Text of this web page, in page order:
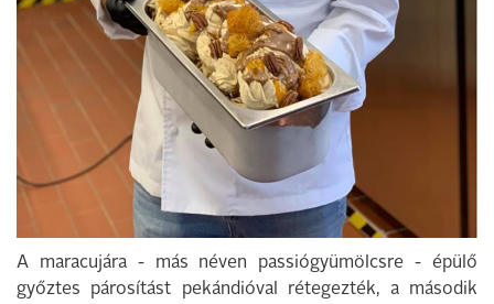
A maracujára - más néven passiógyümölcsre - épülő
győztes párosítást pekándióval rétegezték, a második